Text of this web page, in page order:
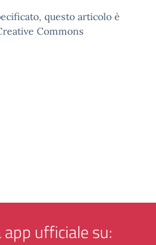
questo articolo è
Commons
ufficiale su: